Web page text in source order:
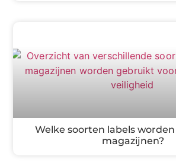
Welke soorten labels
magazijnen?